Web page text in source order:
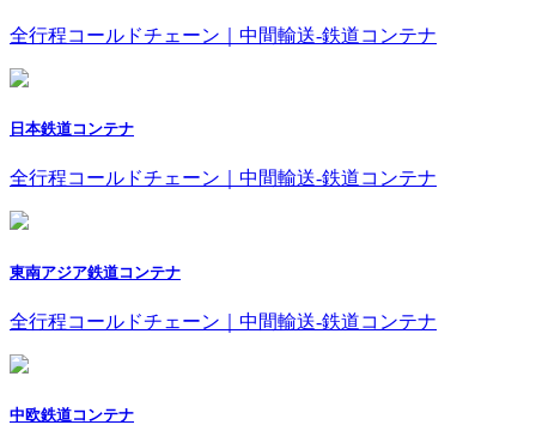
全行程コールドチェーン｜中間輸送-鉄道コンテナ
日本鉄道コンテナ
全行程コールドチェーン｜中間輸送-鉄道コンテナ
東南アジア鉄道コンテナ
全行程コールドチェーン｜中間輸送-鉄道コンテナ
中欧鉄道コンテナ